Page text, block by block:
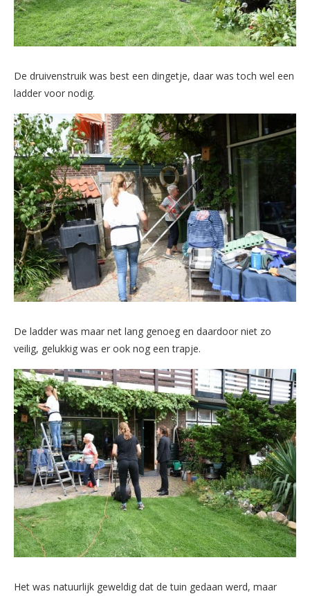
De druivenstruik was best een dingetje, daar was toch wel een
ladder voor nodig.
De ladder was maar net lang genoeg en daardoor niet zo
veilig, gelukkig was er ook nog een trapje.
Het was natuurlijk geweldig dat de tuin gedaan werd, maar